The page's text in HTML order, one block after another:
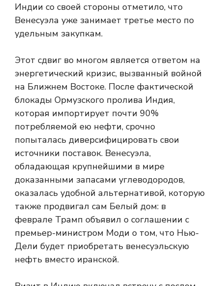
Индии со своей стороны отметило, что
Венесуэла уже занимает третье место по
удельным закупкам.
Этот сдвиг во многом является ответом на
энергетический кризис, вызванный войной
на Ближнем Востоке. После фактической
блокады Ормузского пролива Индия,
которая импортирует почти 90%
потребляемой ею нефти, срочно
попыталась диверсифицировать свои
источники поставок. Венесуэла,
обладающая крупнейшими в мире
доказанными запасами углеводородов,
оказалась удобной альтернативой, которую
также продвигал сам Белый дом: в
феврале Трамп объявил о соглашении с
премьер-министром Моди о том, что Нью-
Дели будет приобретать венесуэльскую
нефть вместо иранской.